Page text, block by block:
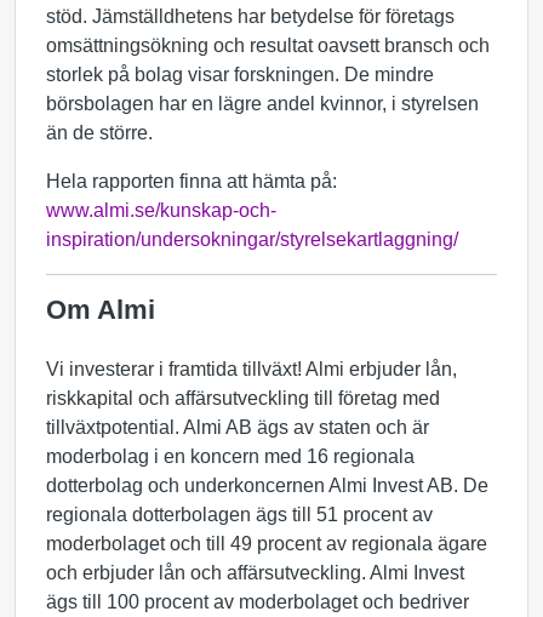
stöd. Jämställdhetens har betydelse för företags
omsättningsökning och resultat oavsett bransch och
storlek på bolag visar forskningen. De mindre
börsbolagen har en lägre andel kvinnor, i styrelsen
än de större.
Hela rapporten finna att hämta på:
www.almi.se/kunskap-och-
inspiration/undersokningar/styrelsekartlaggning/
Om Almi
Vi investerar i framtida tillväxt! Almi erbjuder lån,
riskkapital och affärsutveckling till företag med
tillväxtpotential. Almi AB ägs av staten och är
moderbolag i en koncern med 16 regionala
dotterbolag och underkoncernen Almi Invest AB. De
regionala dotterbolagen ägs till 51 procent av
moderbolaget och till 49 procent av regionala ägare
och erbjuder lån och affärsutveckling. Almi Invest
ägs till 100 procent av moderbolaget och bedriver